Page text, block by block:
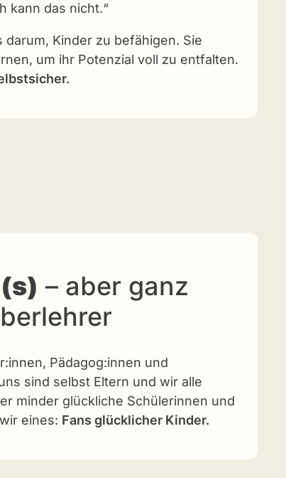
kann das nicht.“
Kinder zu befähigen. Sie
um ihr Potenzial voll zu entfalten.
– aber ganz
Pädagog:innen und
sind selbst Eltern und wir alle
minder glückliche Schülerinnen und
eines: Fans glücklicher Kinder.